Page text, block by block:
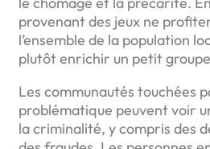
provenant des jeux ne
l’ensemble de la population
plutôt enrichir un petit groupe
Les communautés touchées
problématique peuvent voir
la criminalité, y compris des